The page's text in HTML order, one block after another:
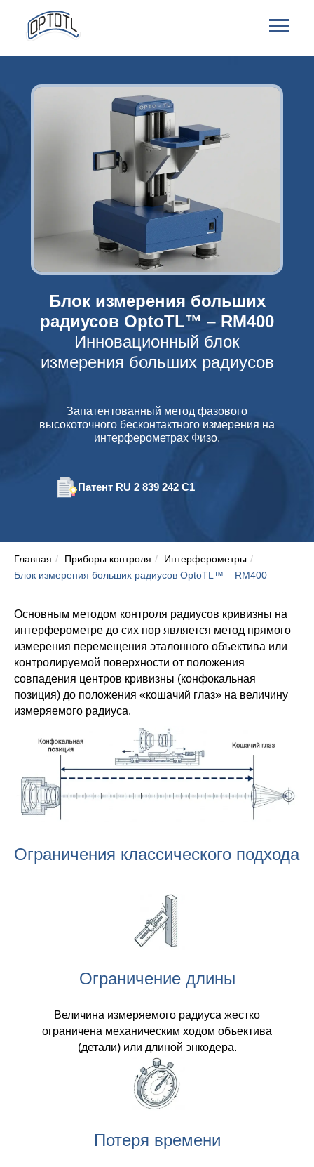
Блок измерения больших
радиусов OptoTL™ – RM400
Инновационный блок
измерения больших радиусов
Запатентованный метод фазового
высокоточного бесконтактного измерения на
интерферометрах Физо.
Патент RU 2 839 242 С1
Главная / Приборы контроля / Интерферометры /
Блок измерения больших радиусов OptoTL™ – RM400
Основным методом контроля радиусов кривизны на
интерферометре до сих пор является метод прямого
измерения перемещения эталонного объектива или
контролируемой поверхности от положения
совпадения центров кривизны (конфокальная
позиция) до положения «кошачий глаз» на величину
измеряемого радиуса.
Ограничения классического подхода
Ограничение длины
Величина измеряемого радиуса жестко
ограничена механическим ходом объектива
(детали) или длиной энкодера.
Потеря времени